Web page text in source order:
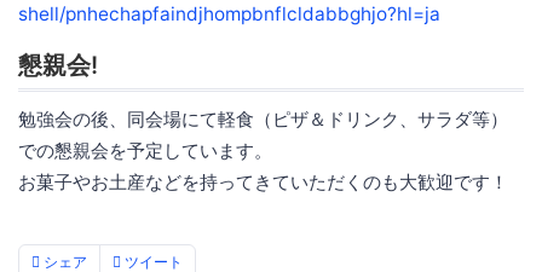
shell/pnhechapfaindjhompbnflcldabbghjo?hl=ja
懇親会!
勉強会の後、同会場にて軽食（ピザ＆ドリンク、サラダ等）
での懇親会を予定しています。
お菓子やお土産などを持ってきていただくのも大歓迎です！
シェア ツイート